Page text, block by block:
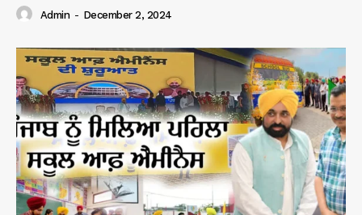
Admin - December 2, 2024